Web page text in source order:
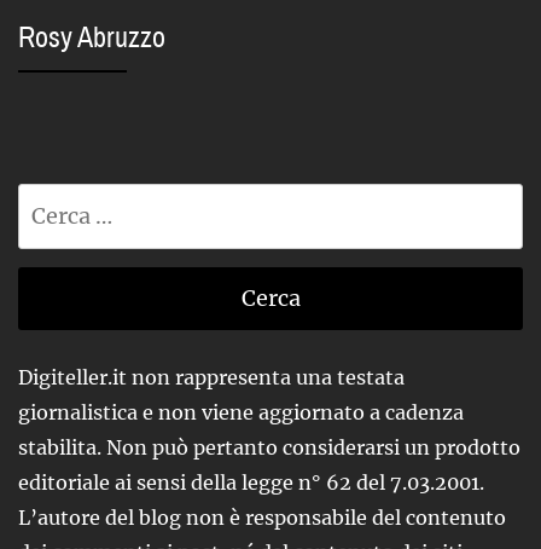
Rosy Abruzzo
Digiteller.it non rappresenta una testata
giornalistica e non viene aggiornato a cadenza
stabilita. Non può pertanto considerarsi un prodotto
editoriale ai sensi della legge n° 62 del 7.03.2001.
L’autore del blog non è responsabile del contenuto